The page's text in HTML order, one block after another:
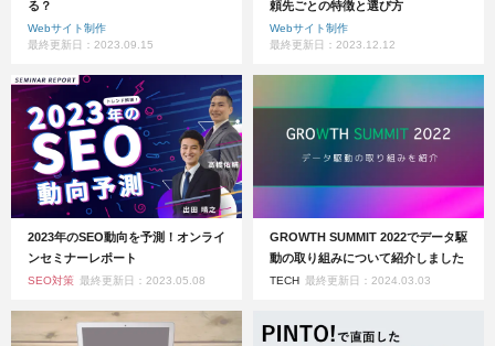
る？
Webサイト制作
最終更新日：2023.09.15
頼先ごとの特徴と選び方
Webサイト制作
最終更新日：2023.12.12
2023年のSEO動向を予測！オンライ
ンセミナーレポート
SEO対策 最終更新日：2023.05.08
GROWTH SUMMIT 2022でデータ駆
動の取り組みについて紹介しました
TECH 最終更新日：2024.03.03